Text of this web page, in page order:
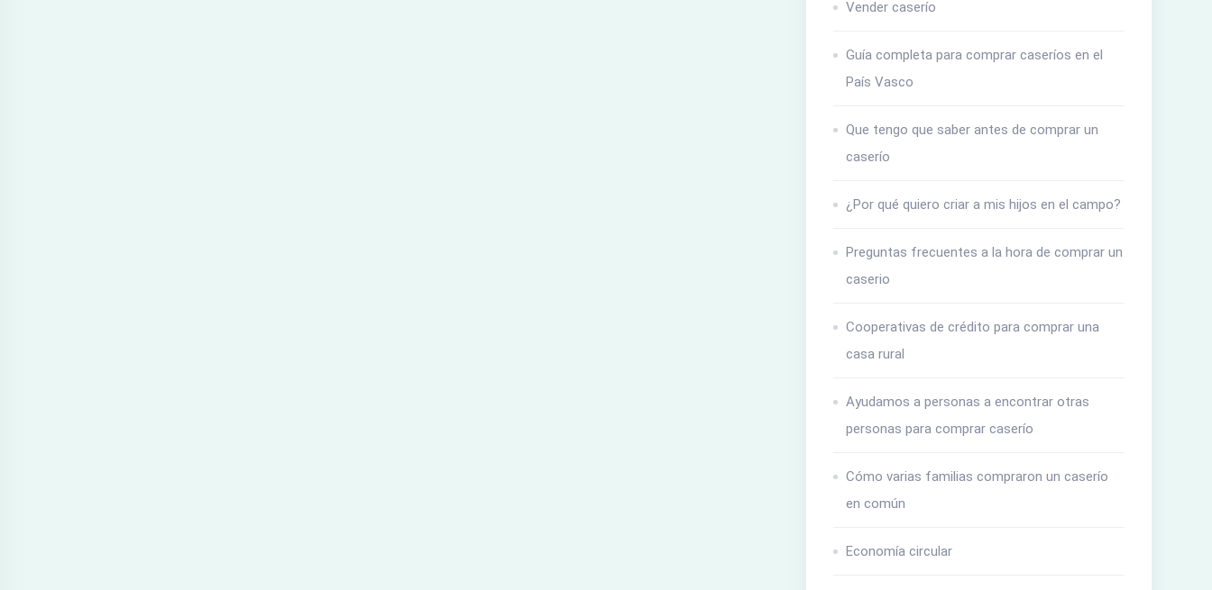
Vender caserío
Guía completa para comprar caseríos en el
País Vasco
Que tengo que saber antes de comprar un
caserío
¿Por qué quiero criar a mis hijos en el campo?
Preguntas frecuentes a la hora de comprar un
caserio
Cooperativas de crédito para comprar una
casa rural
Ayudamos a personas a encontrar otras
personas para comprar caserío
Cómo varias familias compraron un caserío
en común
Economía circular